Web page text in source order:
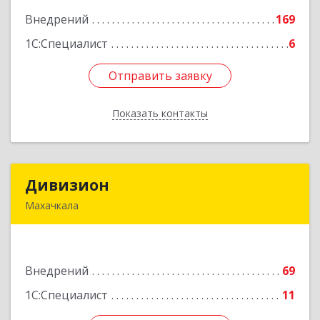
Внедрений
169
1С:Специалист
6
Отправить заявку
Показать контакты
Подробнее
Отправить заявку
Назад
Дивизион
Махачкала
Внедрений
69
1С:Специалист
11
Подробнее